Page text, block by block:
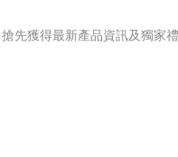
先獲得最新產品資訊及獨家禮